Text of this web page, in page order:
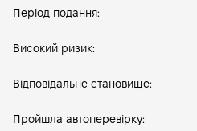
Період подання:
Високий ризик:
Відповідальне становище:
Пройшла автоперевірку: